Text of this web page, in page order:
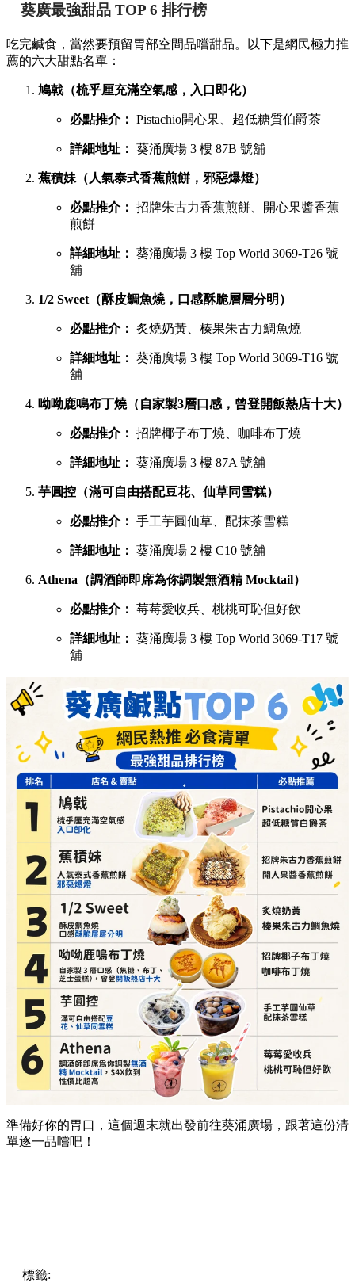
葵廣最強甜品 TOP 6 排行榜
吃完鹹食，當然要預留胃部空間品嚐甜品。以下是網民極力推
薦的六大甜點名單：
鳩戟（梳乎厘充滿空氣感，入口即化）
必點推介： Pistachio開心果、超低糖質伯爵茶
詳細地址： 葵涌廣場 3 樓 87B 號舖
蕉積妹（人氣泰式香蕉煎餅，邪惡爆燈）
必點推介： 招牌朱古力香蕉煎餅、開心果醬香蕉
煎餅
詳細地址： 葵涌廣場 3 樓 Top World 3069-T26 號
舖
1/2 Sweet（酥皮鯛魚燒，口感酥脆層層分明）
必點推介： 炙燒奶黃、榛果朱古力鯛魚燒
詳細地址： 葵涌廣場 3 樓 Top World 3069-T16 號
舖
呦呦鹿鳴布丁燒（自家製3層口感，曾登開飯熱店十大）
必點推介： 招牌椰子布丁燒、咖啡布丁燒
詳細地址： 葵涌廣場 3 樓 87A 號舖
芋圓控（滿可自由搭配豆花、仙草同雪糕）
必點推介： 手工芋圓仙草、配抹茶雪糕
詳細地址： 葵涌廣場 2 樓 C10 號舖
Athena（調酒師即席為你調製無酒精 Mocktail）
必點推介： 莓莓愛收兵、桃桃可恥但好飲
詳細地址： 葵涌廣場 3 樓 Top World 3069-T17 號
舖
準備好你的胃口，這個週末就出發前往葵涌廣場，跟著這份清
單逐一品嚐吧！
標籤: